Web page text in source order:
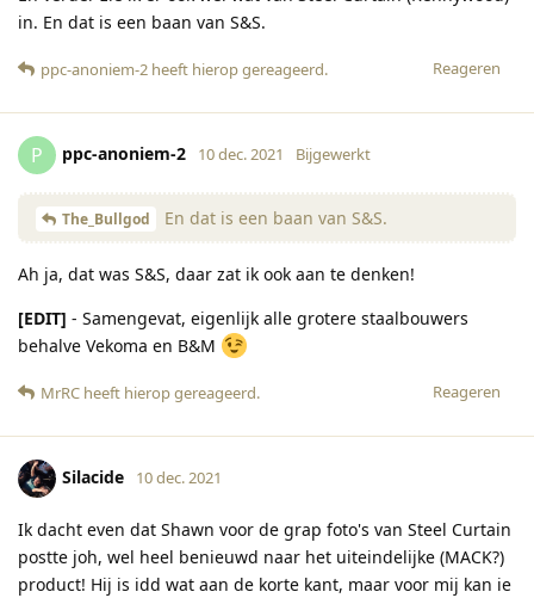
in. En dat is een baan van S&S.
Reageren
ppc-anoniem-2 heeft hierop gereageerd.
P ppc-anoniem-2 10 dec. 2021 Bijgewerkt
The_Bullgod En dat is een baan van S&S.
Ah ja, dat was S&S, daar zat ik ook aan te denken!
[EDIT] - Samengevat, eigenlijk alle grotere staalbouwers
behalve Vekoma en B&M
Reageren
MrRC heeft hierop gereageerd.
Silacide 10 dec. 2021
Ik dacht even dat Shawn voor de grap foto's van Steel Curtain
postte joh, wel heel benieuwd naar het uiteindelijke (MACK?)
product! Hij is idd wat aan de korte kant, maar voor mij kan ie